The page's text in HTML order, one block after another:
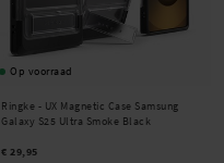
Op voorraad
Ringke - UX Magnetic Case Samsung
Galaxy S25 Ultra Smoke Black
€ 29,95